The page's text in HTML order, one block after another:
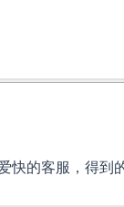
快的客服，得到